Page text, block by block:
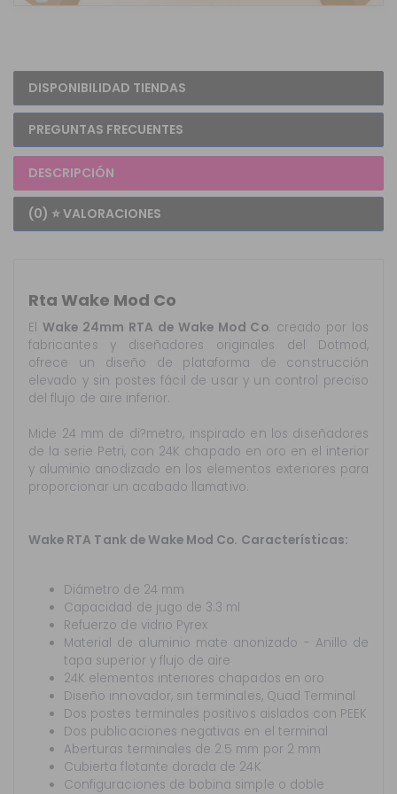
DISPONIBILIDAD TIENDAS
PREGUNTAS FRECUENTES
DESCRIPCIÓN
(0) ⭐ VALORACIONES
Rta Wake Mod Co
ElWake 24mm RTA de Wake Mod Co. creado por los
fabricantes y diseñadores originales del Dotmod,
ofrece un diseño de plataforma de construcción
elevado y sin postes fácil de usar y un control preciso
del flujo de aire inferior.
Mide 24 mm de di?metro, inspirado en los diseñadores
de la serie Petri, con 24K chapado en oro en el interior
y aluminio anodizado en los elementos exteriores para
proporcionar un acabado llamativo.
Wake RTA Tank de Wake Mod Co. Características:
Diámetro de 24 mm
Capacidad de jugo de 3.3 ml
Refuerzo de vidrio Pyrex
Material de aluminio mate anonizado - Anillo de
tapa superior y flujo de aire
24K elementos interiores chapados en oro
Diseño innovador, sin terminales, Quad Terminal
Dos postes terminales positivos aislados con PEEK
Dos publicaciones negativas en el terminal
Aberturas terminales de 2.5 mm por 2 mm
Cubierta flotante dorada de 24K
Configuraciones de bobina simple o doble